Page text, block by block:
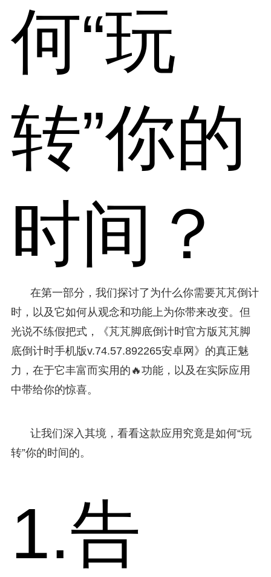
何“玩
转”你的
时间？
在第一部分，我们探讨了为什么你需要芃芃倒计
时，以及它如何从观念和功能上为你带来改变。但
光说不练假把式，《芃芃脚底倒计时官方版芃芃脚
底倒计时手机版v.74.57.892265安卓网》的真正魅
力，在于它丰富而实用的🔥功能，以及在实际应用
中带给你的惊喜。
让我们深入其境，看看这款应用究竟是如何“玩
转”你的时间的。
1.告